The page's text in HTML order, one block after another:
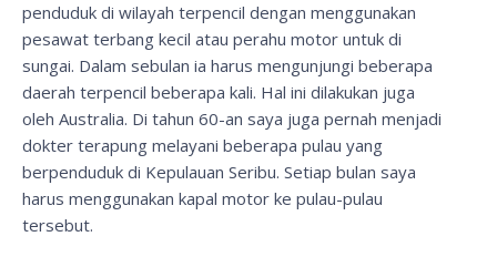
penduduk di wilayah terpencil dengan menggunakan
pesawat terbang kecil atau perahu motor untuk di
sungai. Dalam sebulan ia harus mengunjungi beberapa
daerah terpencil beberapa kali. Hal ini dilakukan juga
oleh Australia. Di tahun 60-an saya juga pernah menjadi
dokter terapung melayani beberapa pulau yang
berpenduduk di Kepulauan Seribu. Setiap bulan saya
harus menggunakan kapal motor ke pulau-pulau
tersebut.